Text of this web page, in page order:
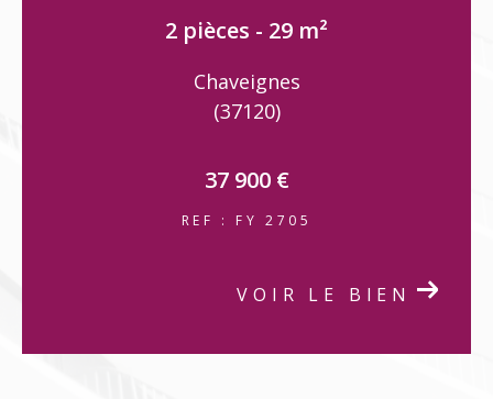
2 pièces - 29 m²
Chaveignes
(37120)
37 900 €
REF : FY 2705
VOIR LE BIEN